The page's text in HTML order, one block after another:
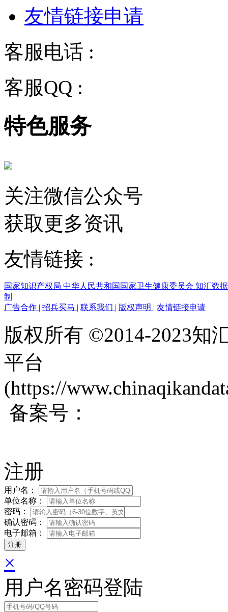
友情链接申请
客服电话 :
客服QQ :
特色服务
关注微信公众号
获取更多资讯
友情链接 :
国家知识产权局 中华人民共和国国家卫生健康委员会 知汇数
制
广告合作 | 招兵买马 | 联系我们 | 版权声明 | 友情链接申请
版权所有 ©2014-2023知
平台
(https://
备案号：
注册
用户名：
单位名称：
密码：
确认密码：
电子邮箱：
×
用户名密码登陆